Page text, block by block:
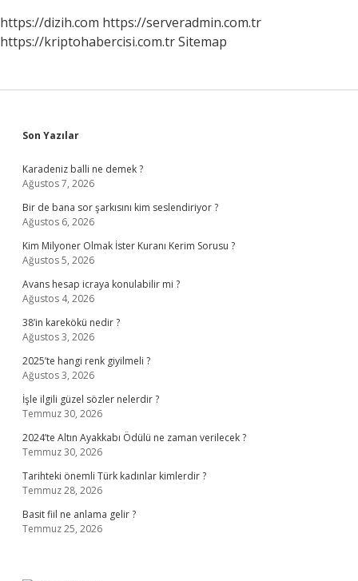
https://dizih.com https://serveradmin.com.tr
https://kriptohabercisi.com.trSitemap
Sidebar
Son Yazılar
Karadeniz balli ne demek ?
Ağustos 7, 2026
Bir de bana sor şarkısını kim seslendiriyor ?
Ağustos 6, 2026
Kim Milyoner Olmak İster Kuranı Kerim Sorusu ?
Ağustos 5, 2026
Avans hesap icraya konulabilir mi ?
Ağustos 4, 2026
38’in karekökü nedir ?
Ağustos 3, 2026
2025’te hangi renk giyilmeli ?
Ağustos 3, 2026
İşle ilgili güzel sözler nelerdir ?
Temmuz 30, 2026
2024’te Altın Ayakkabı Ödülü ne zaman verilecek ?
Temmuz 30, 2026
Tarihteki önemli Türk kadınlar kimlerdir ?
Temmuz 28, 2026
Basit fiil ne anlama gelir ?
Temmuz 25, 2026